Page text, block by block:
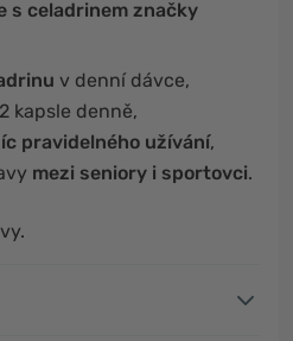
s celadrinem značky
v denní dávce,
2 kapsle denně,
pravidelného užívání,
mezi seniory i sportovci.